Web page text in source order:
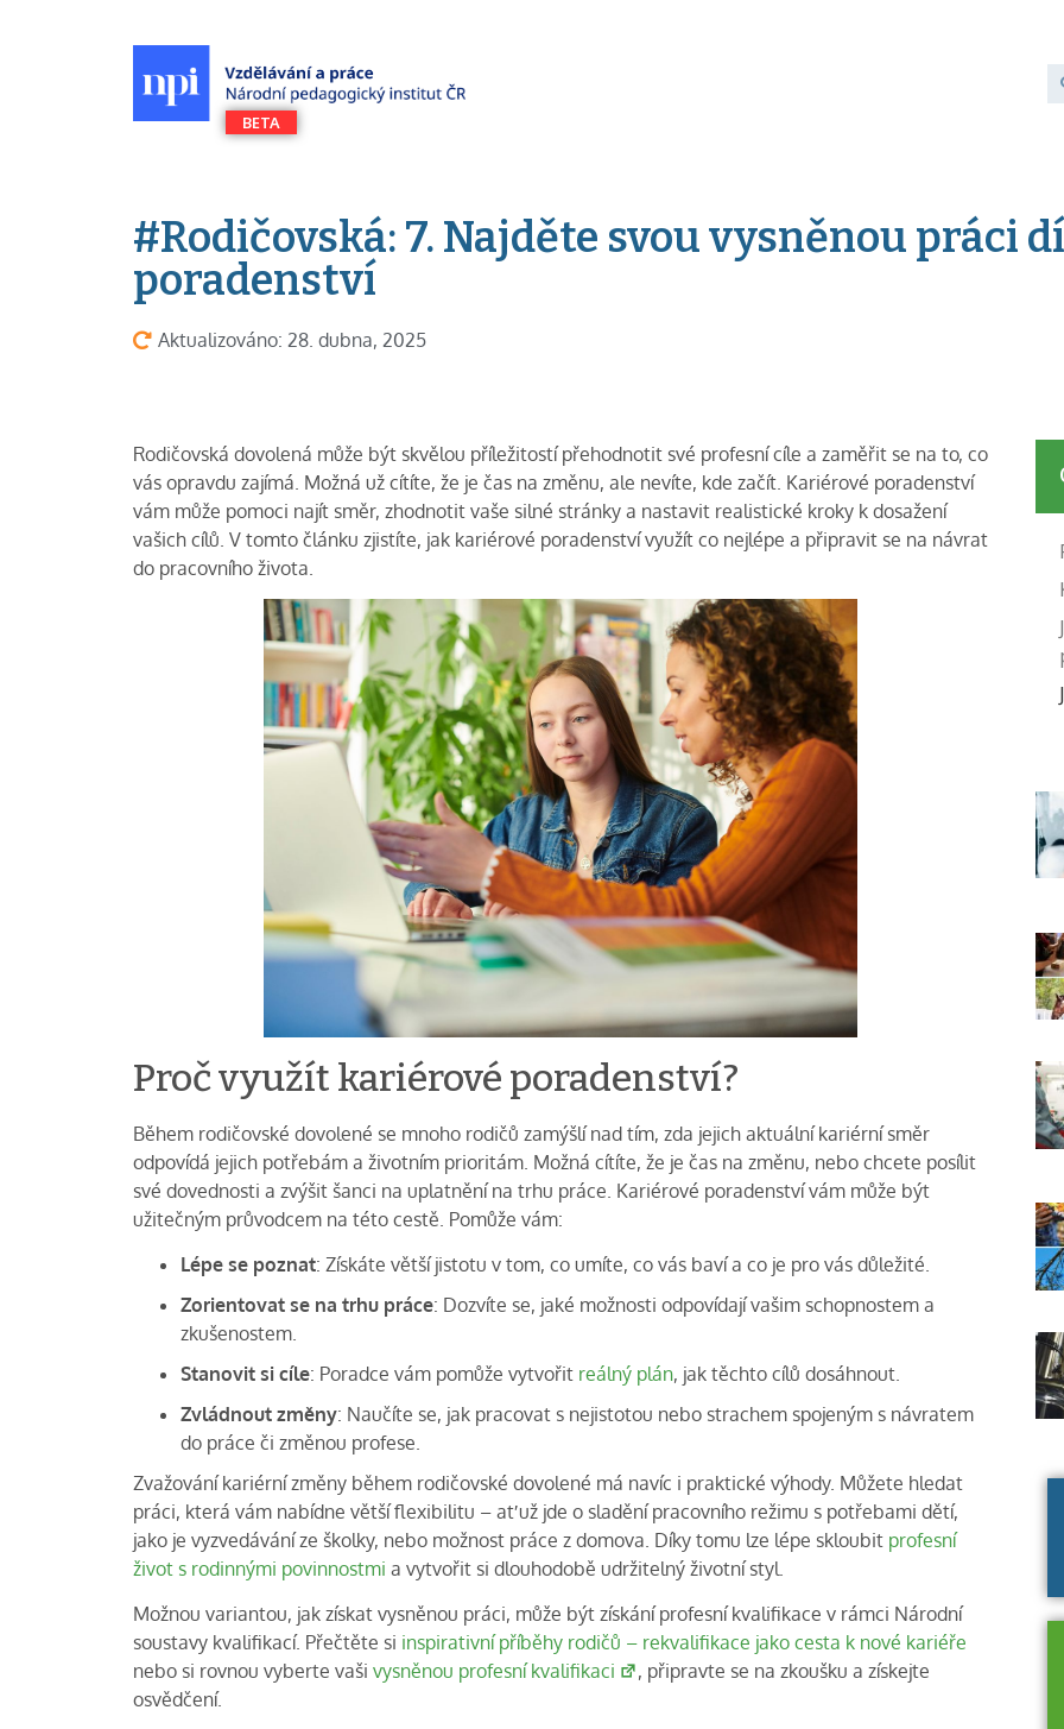
#Rodičovská: 7. Najděte svou vysněnou práci
poradenství
Aktualizováno: 28. dubna, 2025
Rodičovská dovolená může být skvělou příležitostí přehodnotit své profesní cíle a zaměřit se na to, co
vás opravdu zajímá. Možná už cítíte, že je čas na změnu, ale nevíte, kde začít. Kariérové poradenství
vám může pomoci najít směr, zhodnotit vaše silné stránky a nastavit realistické kroky k dosažení
vašich cílů. V tomto článku zjistíte, jak kariérové poradenství využít co nejlépe a připravit se na návrat
do pracovního života.
Proč využít kariérové poradenství?
Během rodičovské dovolené se mnoho rodičů zamýšlí nad tím, zda jejich aktuální kariérní směr
odpovídá jejich potřebám a životním prioritám. Možná cítíte, že je čas na změnu, nebo chcete posílit
své dovednosti a zvýšit šanci na uplatnění na trhu práce. Kariérové poradenství vám může být
užitečným průvodcem na této cestě. Pomůže vám:
Lépe se poznat: Získáte větší jistotu v tom, co umíte, co vás baví a co je pro vás důležité.
Zorientovat se na trhu práce: Dozvíte se, jaké možnosti odpovídají vašim schopnostem a
zkušenostem.
Stanovit si cíle: Poradce vám pomůže vytvořit reálný plán, jak těchto cílů dosáhnout.
Zvládnout změny: Naučíte se, jak pracovat s nejistotou nebo strachem spojeným s návratem
do práce či změnou profese.
Zvažování kariérní změny během rodičovské dovolené má navíc i praktické výhody. Můžete hledat
práci, která vám nabídne větší flexibilitu – ať už jde o sladění pracovního režimu s potřebami dětí,
jako je vyzvedávání ze školky, nebo možnost práce z domova. Díky tomu lze lépe skloubit profesní
život s rodinnými povinnostmi a vytvořit si dlouhodobě udržitelný životní styl.
Možnou variantou, jak získat vysněnou práci, může být získání profesní kvalifikace v rámci Národní
soustavy kvalifikací. Přečtěte si inspirativní příběhy rodičů – rekvalifikace jako cesta k nové kariéře
nebo si rovnou vyberte vaši vysněnou profesní kvalifikaci
, připravte se na zkoušku a získejte
osvědčení.